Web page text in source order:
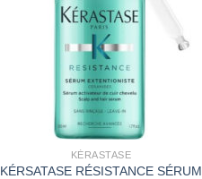
KÉRASTASE
KÉRSATASE RÉSISTANCE SÉRUM